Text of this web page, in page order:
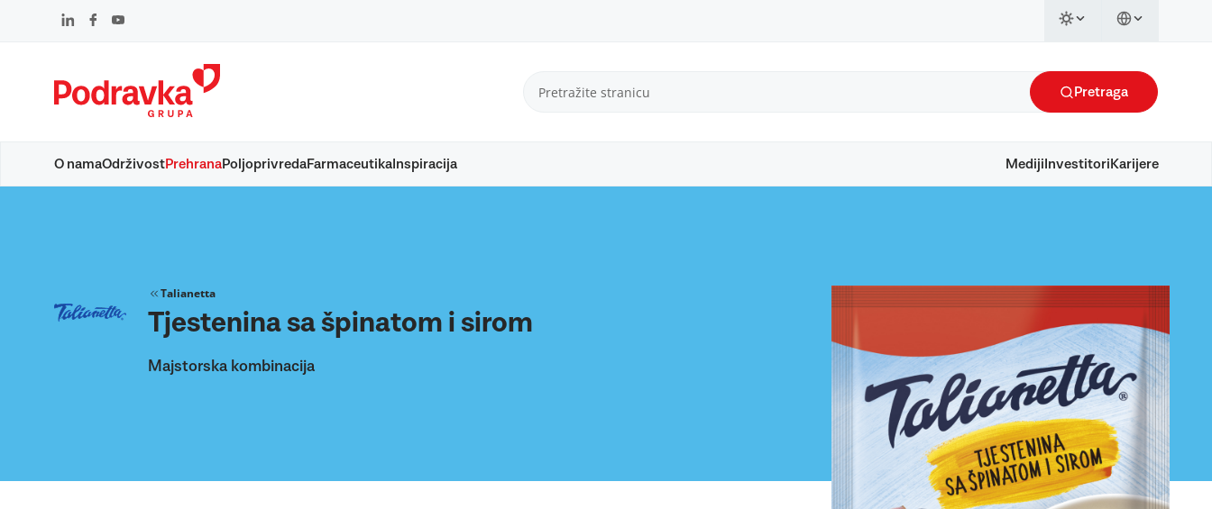
Pretraga
O namaOdrživostPrehranaPoljoprivredaFarmaceutikaInspiracija Mediji Investitori Karijere
Talianetta
Tjestenina sa špinatom i sirom
Majstorska kombinacija